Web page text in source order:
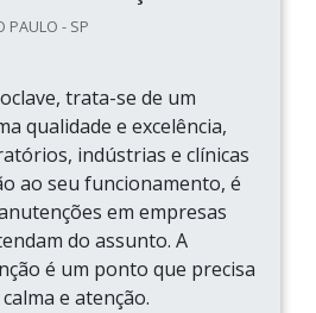
PAULO - SP
trata-se de um
qualidade e excelência,
indústrias e clínicas
ao seu funcionamento, é
em empresas
do assunto. A
é um ponto que precisa
e atenção.